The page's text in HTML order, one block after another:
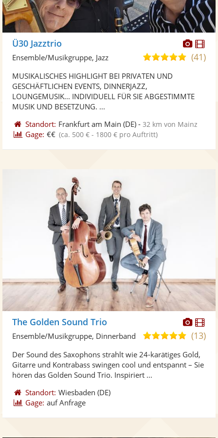
Ü30 Jazztrio
4,9
Sternen
(41)
Ensemble/Musikgruppe, Jazz
MUSIKALISCHES HIGHLIGHT BEI PRIVATEN UND
GESCHÄFTLICHEN EVENTS, DINNERJAZZ,
LOUNGEMUSIK... INDIVIDUELL FÜR SIE ABGESTIMMTE
MUSIK UND BESETZUNG. ...
Standort: Frankfurt am Main (DE) -32 km von Mainz
Gage: €€ (ca. 500 € - 1800 € pro Auftritt)
Fotos
The Golden Sound Trio
4,9
5
(13)
Ensemble/Musikgruppe, Dinnerband
Der Sound des Saxophons strahlt wie 24-karätiges Gold,
Gitarre und Kontrabass swingen cool und entspannt – Sie
hören das Golden Sound Trio. Inspiriert ...
Standort: Wiesbaden (DE)
Gage: auf Anfrage